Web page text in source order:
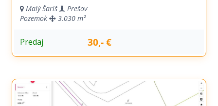
Malý Šariš
Prešov
Pozemok
3.030 m²
Predaj 30,- €